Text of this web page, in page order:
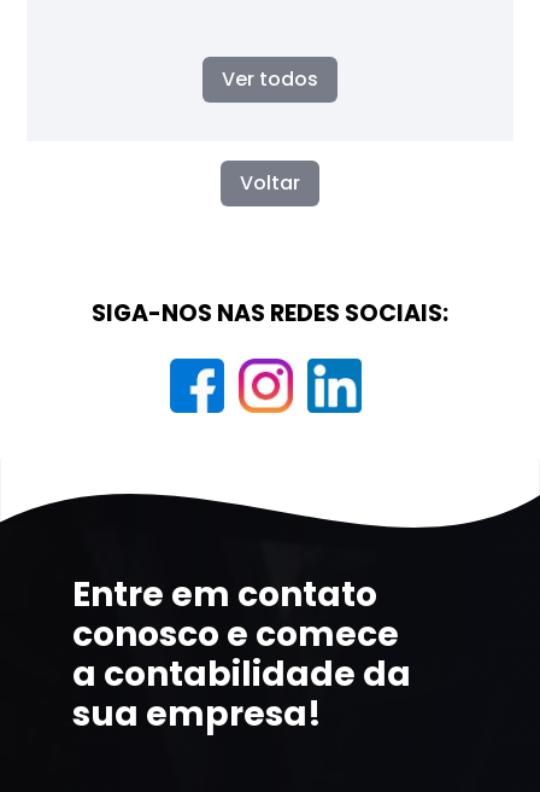
Ver todos
Voltar
SIGA-NOS NAS REDES SOCIAIS:
Entre em contato
conosco e comece
a contabilidade da
sua empresa!